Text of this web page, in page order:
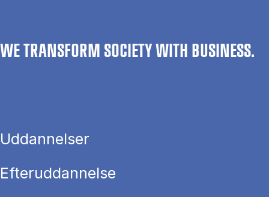
WE TRANSFORM SOCIETY WITH BUSINESS.
Uddannelser
Efteruddannelse